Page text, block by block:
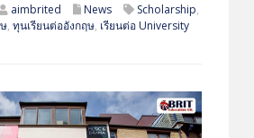
aimbrited News Scholarship,
, ทุนเรียนต่ออังกฤษ, เรียนต่อ University